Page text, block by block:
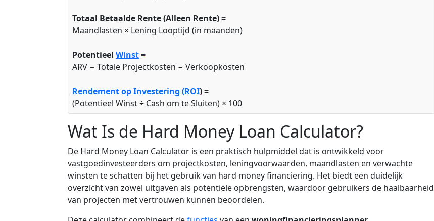
Totaal Betaalde Rente (Alleen Rente) =
Maandlasten × Lening Looptijd (in maanden)
Potentieel Winst=
ARV − Totale Projectkosten − Verkoopkosten
Rendement op Investering (ROI) =
(Potentieel Winst ÷ Cash om te Sluiten) × 100
Wat Is de Hard Money Loan Calculator?
De Hard Money Loan Calculator is een praktisch hulpmiddel dat is ontwikkeld voor
vastgoedinvesteerders om projectkosten, leningvoorwaarden, maandlasten en verwachte
winsten te schatten bij het gebruik van hard money financiering. Het biedt een duidelijk
overzicht van zowel uitgaven als potentiële opbrengsten, waardoor gebruikers de haalbaarheid
van projecten met vertrouwen kunnen beoordelen.